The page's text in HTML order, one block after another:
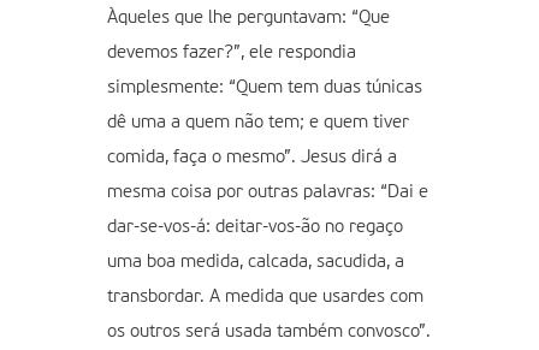
Àqueles que lhe perguntavam: “Que
devemos fazer?”, ele respondia
simplesmente: “Quem tem duas túnicas
dê uma a quem não tem; e quem tiver
comida, faça o mesmo”. Jesus dirá a
mesma coisa por outras palavras: “Dai e
dar-se-vos-á: deitar-vos-ão no regaço
uma boa medida, calcada, sacudida, a
transbordar. A medida que usardes com
os outros será usada também convosco”.